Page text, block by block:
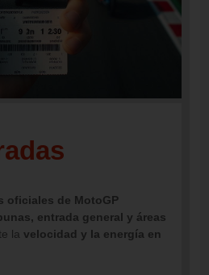
oficiales de MotoGP
entrada general y áreas
la velocidad y la energía en